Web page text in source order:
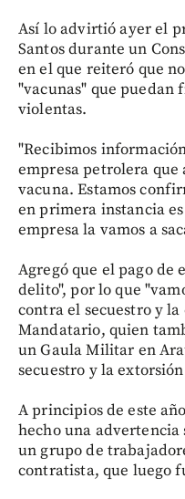
Así lo advirtió ayer el
Santos durante un
en el que reiteró que
"vacunas" que puedan
violentas.
"Recibimos
empresa petrolera
vacuna. Estamos
en primera instancia
empresa la vamos a
Agregó que el pago de
delito", por lo que
contra el secuestro y
Mandatario, quien
un Gaula Militar en
secuestro y la
A principios de este
hecho una advertencia
un grupo de
contratista, que luego